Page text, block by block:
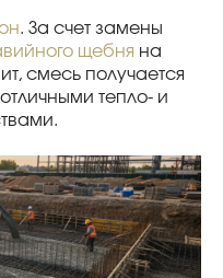
. За счет замены
щебня на
смесь получается
тепло- и